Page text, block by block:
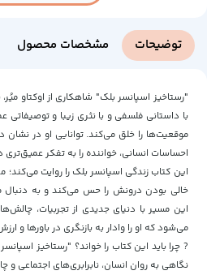
توضیحات مشخصات محصول
"رستاخیز اسپانسر بلک" شاهکاری از اوکتاو
با داستانی فلسفی و با نثری زیبا و
موقعیت‌ها را خلق می‌کند. توانایی او در
احساسات انسانی، خواننده را به تفکر عمیق‌تری
این کتاب زندگی اسپانسر بلک را روایت
خالی بودن درونش را حس می‌کند و به دنبال
این مسیر با دنیای جدیدی از تجربیات،
می‌شود که او را وادار به بازنگری در باورها و
? چرا باید این کتاب را خواند؟ "رستاخیز
نگاهی به روان انسان، نابرابری‌های اجتماعی